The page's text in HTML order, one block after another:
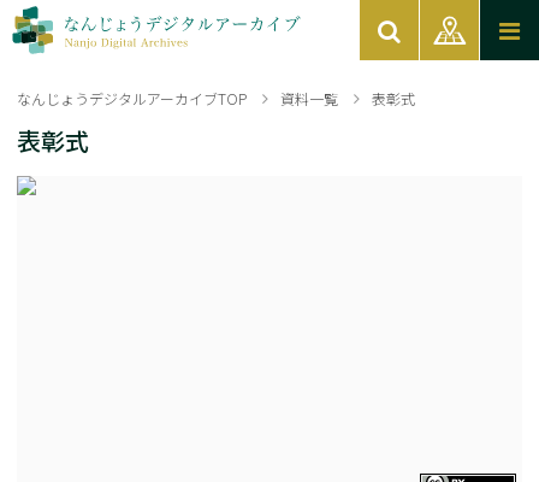
なんじょうデジタルアーカイブTOP 資料一覧 表彰式
表彰式